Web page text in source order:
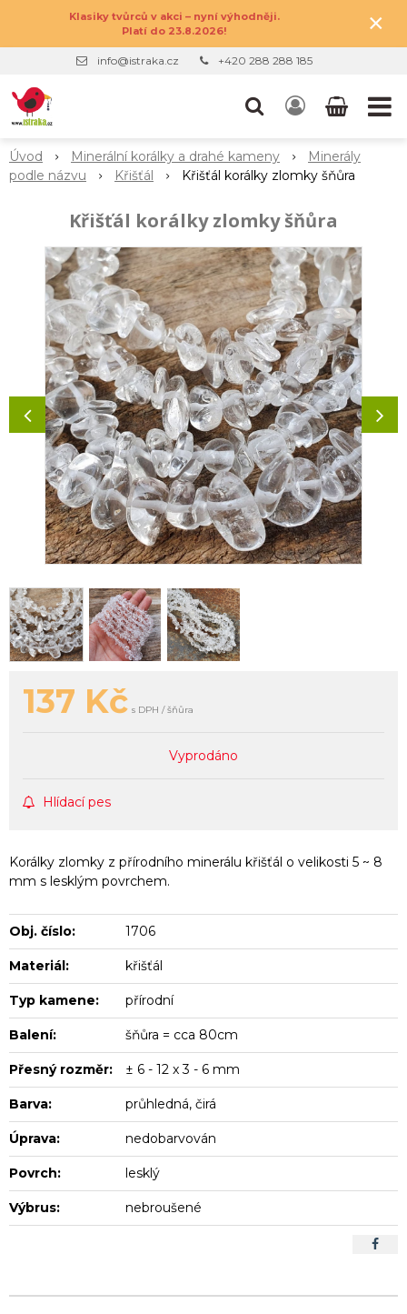
Klasiky tvůrců v akci – nyní výhodněji.
Platí do 23.8.2026!
×
info@istraka.cz +420 288 288 185
Úvod Minerální korálky a drahé kameny
Minerály
podle názvu
Křišťál Křišťál korálky zlomky šňůra
Křišťál korálky zlomky šňůra
137 Kč s DPH / šňůra
Vyprodáno
Hlídací pes
Korálky zlomky z přírodního minerálu křišťál o velikosti 5 ~ 8
mm s lesklým povrchem.
Obj. číslo: 1706
Materiál: křišťál
Typ kamene: přírodní
Balení: šňůra = cca 80cm
Přesný rozměr: ± 6 - 12 x 3 - 6 mm
Barva: průhledná, čirá
Úprava: nedobarvován
Povrch: lesklý
Výbrus: nebroušené